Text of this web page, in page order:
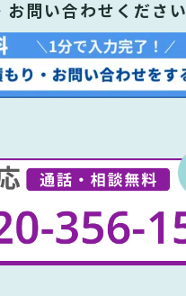
お問い合わせください